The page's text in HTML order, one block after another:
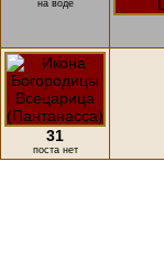
на воде
31
поста нет